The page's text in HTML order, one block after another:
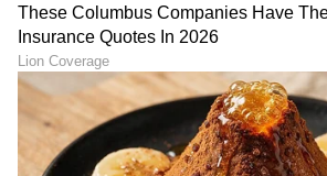
ಪ್ರಮಾಣಿತ 6 ಏರ್‌ಬ್ಯಾಗ್‌, ಪ್ರತಿಕೂಲ
ಹೆಚ್ಚಿನ ರಕ್ಷಣೆಯನ್ನು ಒದಗಿಸಲು i-